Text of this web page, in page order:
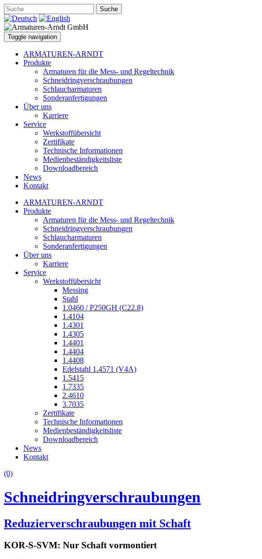
Suche
Toggle navigation
ARMATUREN-ARNDT
Produkte
Armaturen für die Mess- und Regeltechnik
Schneidringverschraubungen
Schlaucharmaturen
Sonderanfertigungen
Über uns
Karriere
Service
Werkstoffübersicht
Zertifikate
Technische Informationen
Medienbeständigkeitsliste
Downloadbereich
News
Kontakt
ARMATUREN-ARNDT
Produkte
Armaturen für die Mess- und Regeltechnik
Schneidringverschraubungen
Schlaucharmaturen
Sonderanfertigungen
Über uns
Karriere
Service
Werkstoffübersicht
Messing
Stahl
1.0460 / P250GH (C22.8)
1.4104
1.4301
1.4305
1.4401
1.4404
1.4408
Edelstahl 1.4571 (V4A)
1.5415
1.7335
2.4610
3.7035
Zertifikate
Technische Informationen
Medienbeständigkeitsliste
Downloadbereich
News
Kontakt
(0)
Schneidringverschraubungen
Reduzierverschraubungen mit Schaft
KOR-S-SVM: Nur Schaft vormontiert